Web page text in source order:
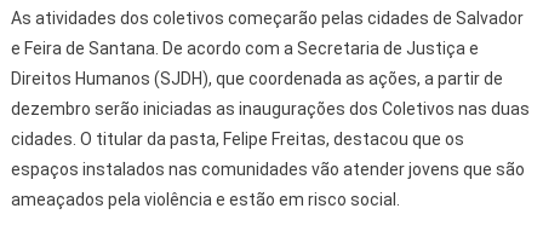
As atividades dos coletivos começarão pelas cidades de Salvador
e Feira de Santana. De acordo com a Secretaria de Justiça e
Direitos Humanos (SJDH), que coordenada as ações, a partir de
dezembro serão iniciadas as inaugurações dos Coletivos nas duas
cidades. O titular da pasta, Felipe Freitas, destacou que os
espaços instalados nas comunidades vão atender jovens que são
ameaçados pela violência e estão em risco social.